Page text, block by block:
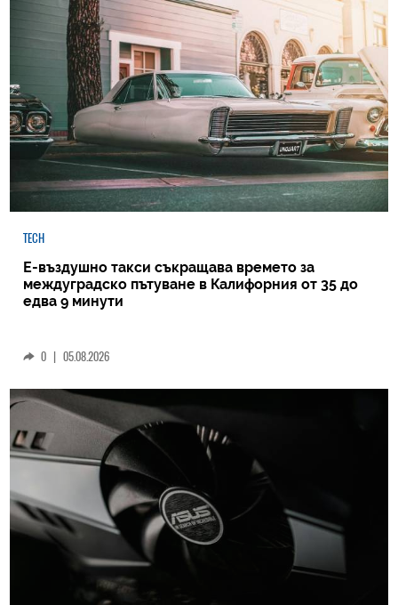
TECH
Е-въздушно такси съкращава времето за
междуградско пътуване в Калифорния от 35 до
едва 9 минути
0 | 05.08.2026